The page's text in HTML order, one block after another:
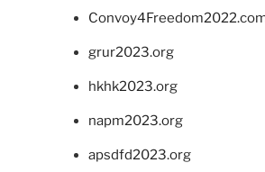
grur2023.org
hkhk2023.org
napm2023.org
apsdfd2023.org